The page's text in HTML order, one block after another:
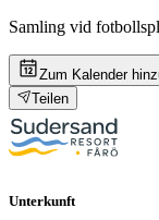
Samling vid
Zum Kalender
Teilen
Unterkunft